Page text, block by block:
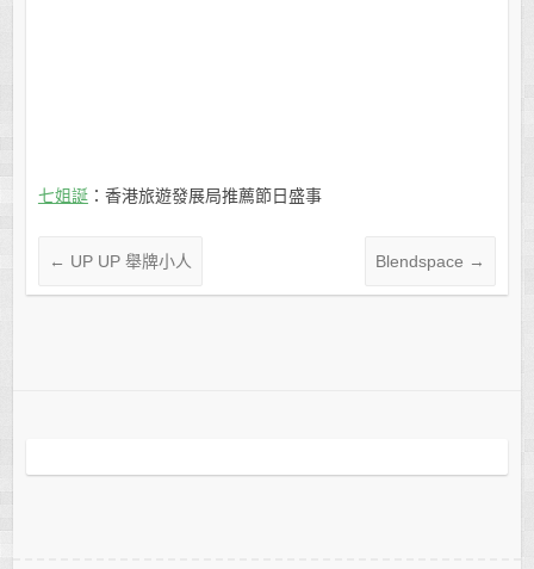
七姐誕：香港旅遊發展局推薦節日盛事
← UP UP 舉牌小人 Blendspace →